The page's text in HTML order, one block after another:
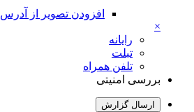
افزودن تصویر از آدرس
×
رایانه
تبلت
تلفن همراه
بررسی امنیتی
ارسال گزارش